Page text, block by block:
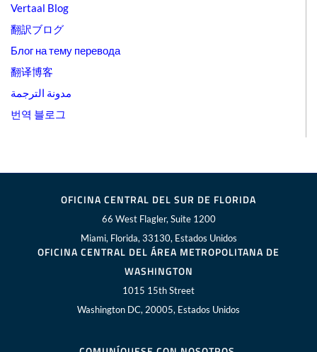
Vertaal Blog
翻訳ブログ
Блог на тему перевода
翻译博客
مدونة الترجمة
번역 블로그
OFICINA CENTRAL DEL SUR DE FLORIDA
66 West Flagler, Suite 1200
Miami, Florida, 33130, Estados Unidos
OFICINA CENTRAL DEL ÁREA METROPOLITANA DE
WASHINGTON
1015 15th Street
Washington DC, 20005, Estados Unidos